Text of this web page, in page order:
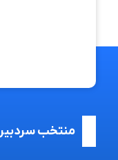
منتخب سردبیر